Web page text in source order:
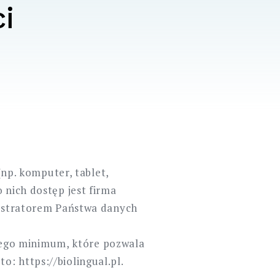
komputer, tablet,
nich dostęp jest firma
Państwa danych
minimum, które pozwala
to: https://biolingual.pl.